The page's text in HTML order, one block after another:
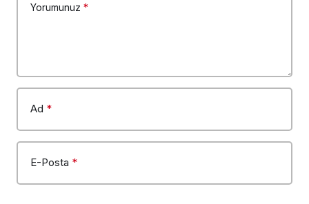
Yorumunuz *
Ad *
E-Posta *